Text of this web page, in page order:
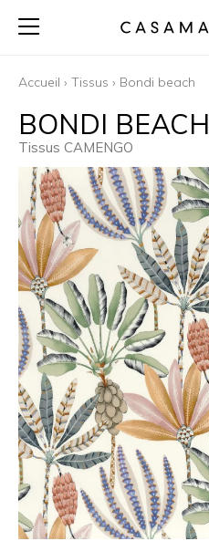
Accueil › Tissus › Bondi beach
BONDI BEACH
Tissus CAMENGO